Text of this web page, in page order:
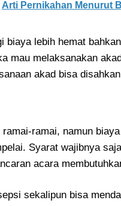
Arti Pernikahan Menurut
biaya lebih hemat
mau melaksanakan
akad bisa
ramai, namun
Syarat wajibnya
acara
sekalipun bisa